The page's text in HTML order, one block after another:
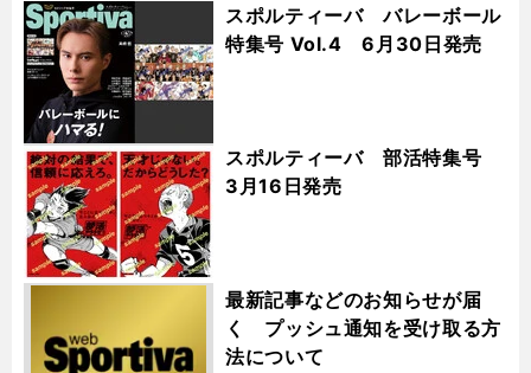
スポルティーバ バレーボール
特集号 Vol.4 6月30日発売
スポルティーバ 部活特集号
3月16日発売
最新記事などのお知らせが届
く プッシュ通知を受け取る方
法について